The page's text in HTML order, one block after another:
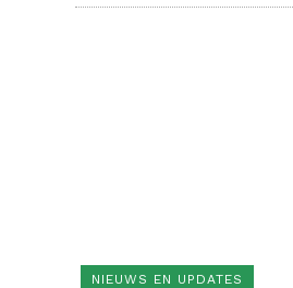
NIEUWS EN UPDATES